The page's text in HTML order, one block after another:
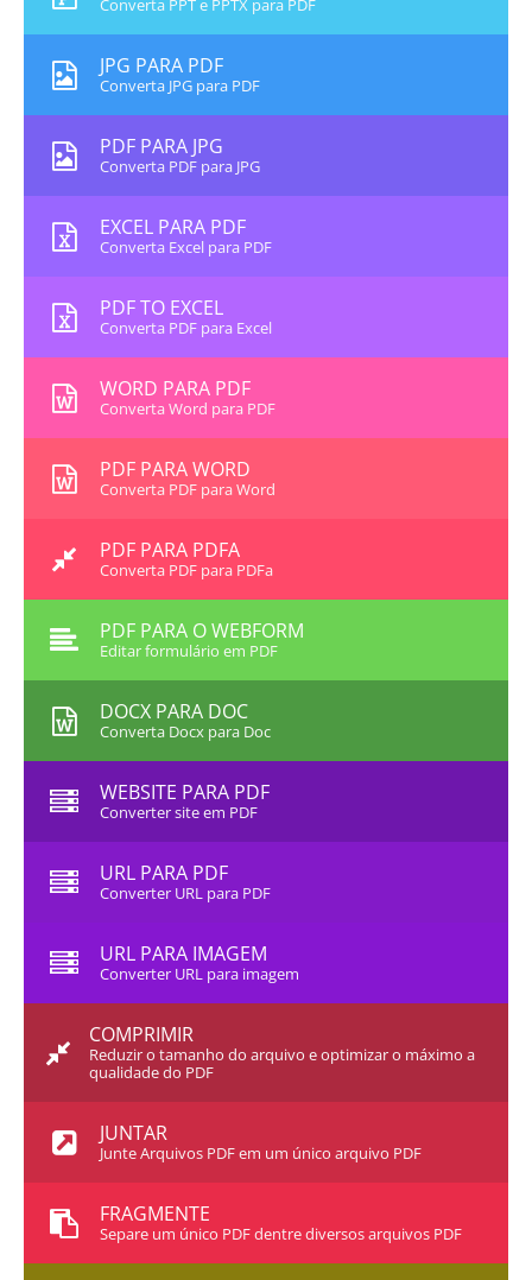
Converta PPT e PPTX para PDF
JPG PARA PDF
Converta JPG para PDF
PDF PARA JPG
Converta PDF para JPG
EXCEL PARA PDF
Converta Excel para PDF
PDF TO EXCEL
Converta PDF para Excel
WORD PARA PDF
Converta Word para PDF
PDF PARA WORD
Converta PDF para Word
PDF PARA PDFA
Converta PDF para PDFa
PDF PARA O WEBFORM
Editar formulário em PDF
DOCX PARA DOC
Converta Docx para Doc
WEBSITE PARA PDF
Converter site em PDF
URL PARA PDF
Converter URL para PDF
URL PARA IMAGEM
Converter URL para imagem
COMPRIMIR
Reduzir o tamanho do arquivo e optimizar o máximo a
qualidade do PDF
JUNTAR
Junte Arquivos PDF em um único arquivo PDF
FRAGMENTE
Separe um único PDF dentre diversos arquivos PDF